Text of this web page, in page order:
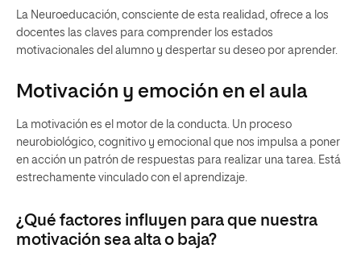
La Neuroeducación, consciente de esta realidad, ofrece a los
docentes las claves para comprender los estados
motivacionales del alumno y despertar su deseo por aprender.
Motivación y emoción en el aula
La motivación es el motor de la conducta. Un proceso
neurobiológico, cognitivo y emocional que nos impulsa a poner
en acción un patrón de respuestas para realizar una tarea. Está
estrechamente vinculado con el aprendizaje.
¿Qué factores influyen para que nuestra
motivación sea alta o baja?